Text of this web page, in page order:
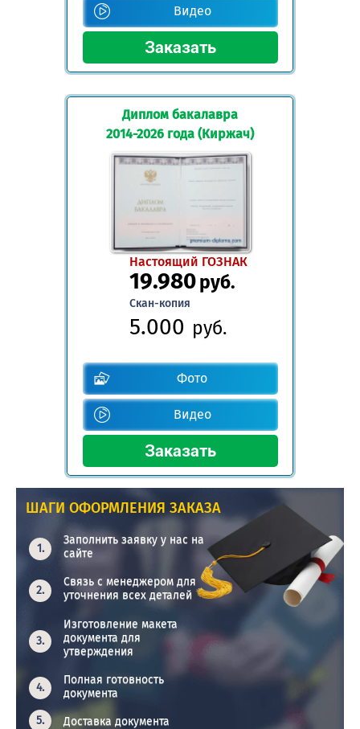
Видео
Диплом бакалавра
2014-2026 года (Киржач)
Настоящий ГОЗНАК
19.980руб.
Скан-копия
5.000 руб.
Фото
Видео
ШАГИ ОФОРМЛЕНИЯ ЗАКАЗА
Заполнить заявку у нас на
сайте
Связь с менеджером для
уточнения всех деталей
Изготовление макета
документа для
утверждения
Полная готовность
документа
Доставка документа